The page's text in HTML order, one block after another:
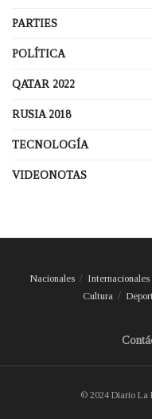
PARTIES
POLÍTICA
QATAR 2022
RUSIA 2018
TECNOLOGÍA
VIDEONOTAS
Nacionales Internacionales
Cultura
© 2024 Diario La